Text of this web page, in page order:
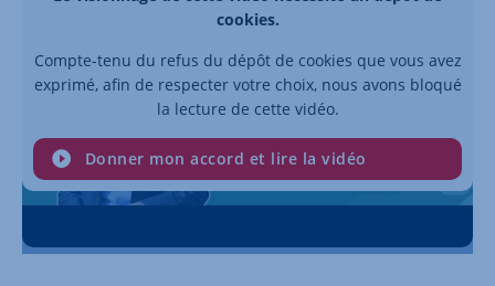
cookies.
Compte-tenu du refus du dépôt de cookies que vous avez
exprimé, afin de respecter votre choix, nous avons bloqué
la lecture de cette vidéo.
Donner mon accord et lire la vidéo